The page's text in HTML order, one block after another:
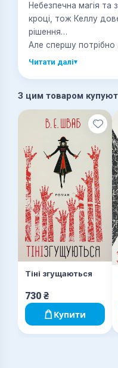
Небезпечна магія
кроці, тож Келлу
рішення…
Але спершу
Читати далі▾
З цим товаром
Тіні згущаються
730 ₴
Купити